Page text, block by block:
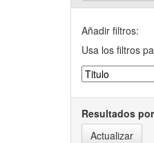
Añadir filtros:
Usa los filtros
Resultados